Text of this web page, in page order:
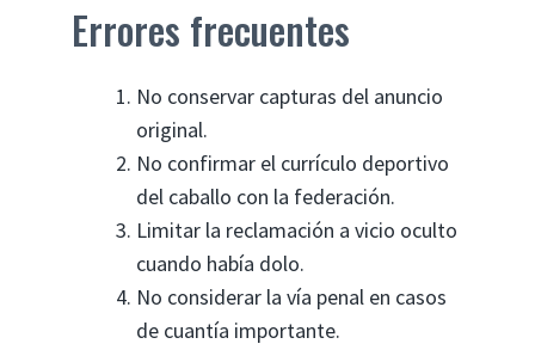
Errores frecuentes
No conservar capturas del anuncio
original.
No confirmar el currículo deportivo
del caballo con la federación.
Limitar la reclamación a vicio oculto
cuando había dolo.
No considerar la vía penal en casos
de cuantía importante.